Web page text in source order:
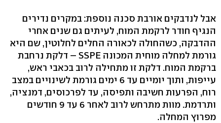
אבל לנדבקים אורבת סכנה נוספת: במקרים נדירים
הנגיף חודר לרקמת המוח, לעיתים גם שנים אחרי
ההדבקה, כשהחולה לכאורה החלים לחלוטין, שם היא
גורמת למחלה מוחית המכונה SSPE – דלקת נרחבת
ברקמת המוח. דלקת זו מתחילה לרוב בכאבי ראש,
עייפות, ותוך יומיים עד 6 ימים גורמת לשינויים במצב
רוח, הפרעות חשיבה ותפיסה, עד לפרכוסים, דמנציה,
ותרדמת. מוות מתרחש לרוב לאחר 6 עד 9 חודשים
מפרוץ המחלה.